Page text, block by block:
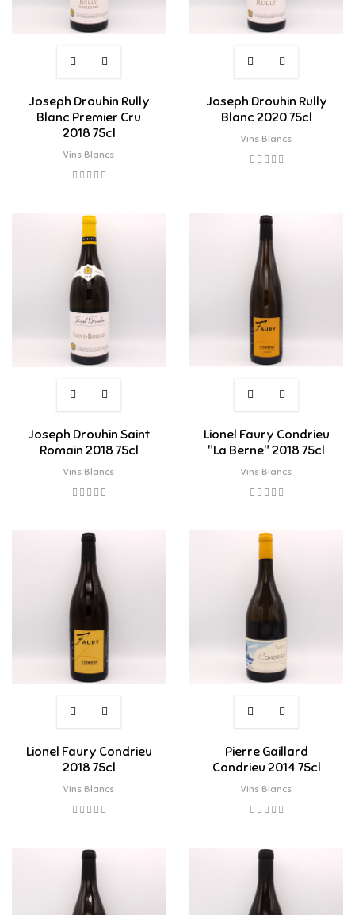
Joseph Drouhin Rully
Blanc Premier Cru
2018 75cl
Vins Blancs
Joseph Drouhin Rully
Blanc 2020 75cl
Vins Blancs
Joseph Drouhin Saint
Romain 2018 75cl
Vins Blancs
Lionel Faury Condrieu
"La Berne" 2018 75cl
Vins Blancs
Lionel Faury Condrieu
2018 75cl
Vins Blancs
Pierre Gaillard
Condrieu 2014 75cl
Vins Blancs